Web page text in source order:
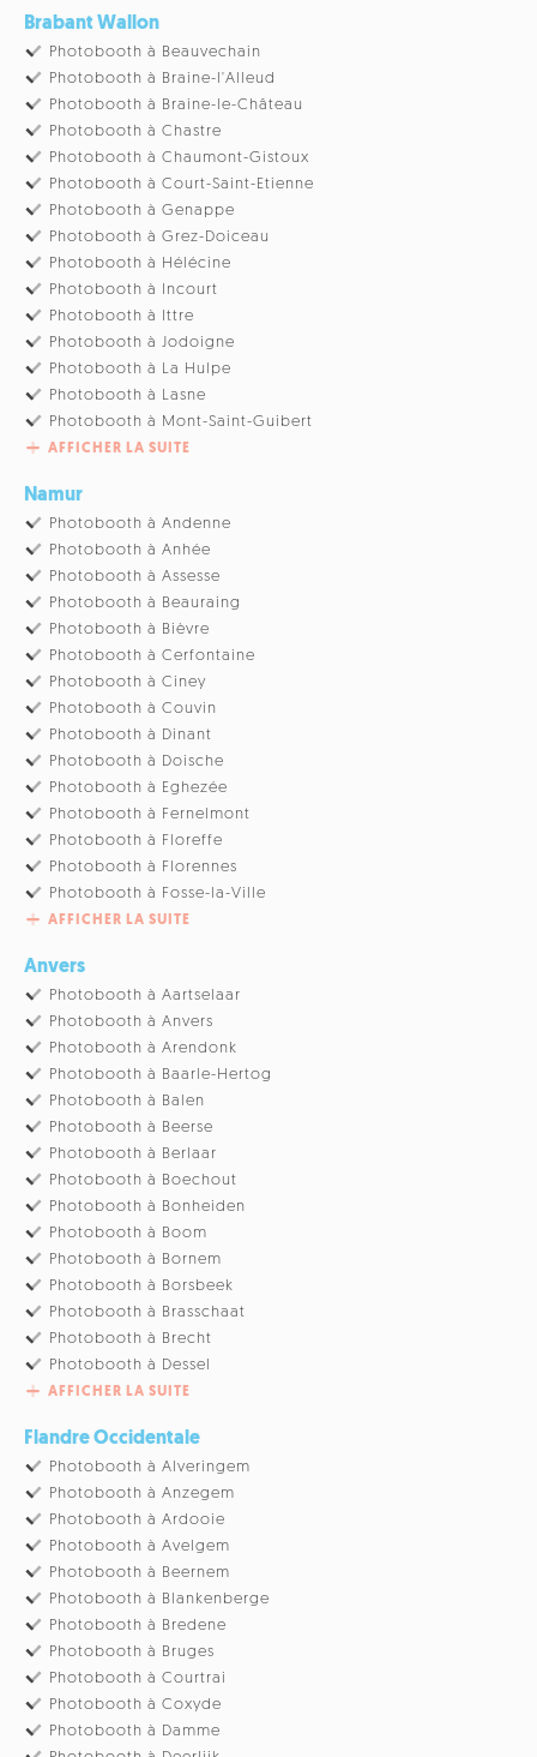
Brabant Wallon
Photobooth à Beauvechain
Photobooth à Braine-l'Alleud
Photobooth à Braine-le-Château
Photobooth à Chastre
Photobooth à Chaumont-Gistoux
Photobooth à Court-Saint-Etienne
Photobooth à Genappe
Photobooth à Grez-Doiceau
Photobooth à Hélécine
Photobooth à Incourt
Photobooth à Ittre
Photobooth à Jodoigne
Photobooth à La Hulpe
Photobooth à Lasne
Photobooth à Mont-Saint-Guibert
AFFICHER LA SUITE
Namur
Photobooth à Andenne
Photobooth à Anhée
Photobooth à Assesse
Photobooth à Beauraing
Photobooth à Bièvre
Photobooth à Cerfontaine
Photobooth à Ciney
Photobooth à Couvin
Photobooth à Dinant
Photobooth à Doische
Photobooth à Eghezée
Photobooth à Fernelmont
Photobooth à Floreffe
Photobooth à Florennes
Photobooth à Fosse-la-Ville
AFFICHER LA SUITE
Anvers
Photobooth à Aartselaar
Photobooth à Anvers
Photobooth à Arendonk
Photobooth à Baarle-Hertog
Photobooth à Balen
Photobooth à Beerse
Photobooth à Berlaar
Photobooth à Boechout
Photobooth à Bonheiden
Photobooth à Boom
Photobooth à Bornem
Photobooth à Borsbeek
Photobooth à Brasschaat
Photobooth à Brecht
Photobooth à Dessel
AFFICHER LA SUITE
Flandre Occidentale
Photobooth à Alveringem
Photobooth à Anzegem
Photobooth à Ardooie
Photobooth à Avelgem
Photobooth à Beernem
Photobooth à Blankenberge
Photobooth à Bredene
Photobooth à Bruges
Photobooth à Courtrai
Photobooth à Coxyde
Photobooth à Damme